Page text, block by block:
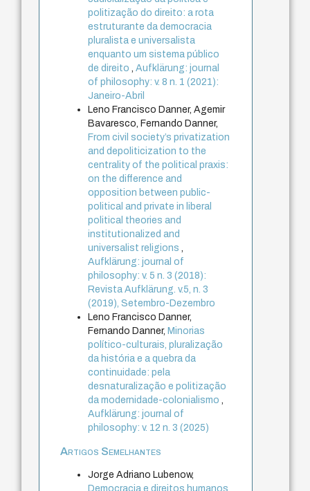
politização do direito: a rota
estruturante da democracia
pluralista e universalista
enquanto um sistema público
de direito,Aufklärung: journal
of philosophy: v. 8 n. 1 (2021):
Janeiro-Abril
Leno Francisco Danner, Agemir
Bavaresco, Fernando Danner,
From civil society’s privatization
and depoliticization to the
centrality of the political praxis:
on the difference and
opposition between public-
political and private in liberal
political theories and
institutionalized and
universalist religions,
Aufklärung: journal of
philosophy: v. 5 n. 3 (2018):
Revista Aufklärung. v.5, n. 3
(2019), Setembro-Dezembro
Leno Francisco Danner,
Fernando Danner, Minorias
político-culturais, pluralização
da história e a quebra da
continuidade: pela
desnaturalização e politização
da modernidade-colonialismo,
Aufklärung: journal of
philosophy: v. 12 n. 3 (2025)
Artigos Semelhantes
Jorge Adriano Lubenow,
Democracia e direitos humanos